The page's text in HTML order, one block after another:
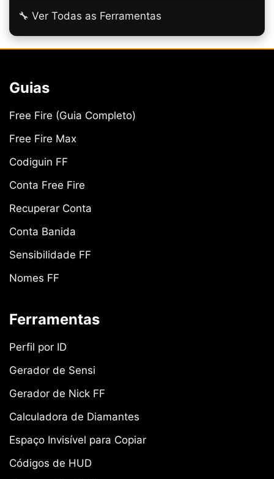
🔧 Ver Todas as Ferramentas
Guias
Free Fire (Guia Completo)
Free Fire Max
Codiguin FF
Conta Free Fire
Recuperar Conta
Conta Banida
Sensibilidade FF
Nomes FF
Ferramentas
Perfil por ID
Gerador de Sensi
Gerador de Nick FF
Calculadora de Diamantes
Espaço Invisível para Copiar
Códigos de HUD